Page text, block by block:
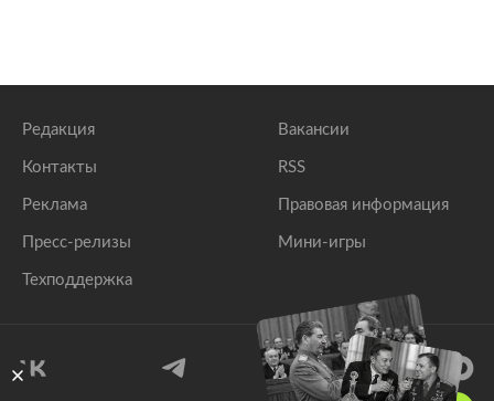
Редакция
Контакты
Реклама
Пресс-релизы
Техподдержка
Вакансии
RSS
Правовая информация
Мини-игры